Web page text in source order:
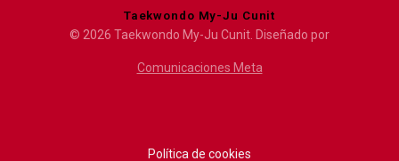
Taekwondo My-Ju Cunit
© 2026 Taekwondo My-Ju Cunit. Diseñado por
Comunicaciones Meta
Política de cookies